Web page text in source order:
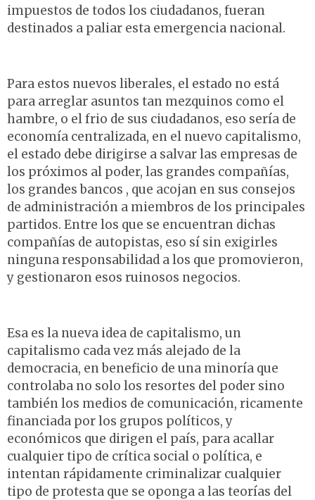
impuestos de todos los ciudadanos, fueran
destinados a paliar esta emergencia nacional.
Para estos nuevos liberales, el estado no está
para arreglar asuntos tan mezquinos como el
hambre, o el frio de sus ciudadanos, eso sería de
economía centralizada, en el nuevo capitalismo,
el estado debe dirigirse a salvar las empresas de
los próximos al poder, las grandes compañías,
los grandes bancos , que acojan en sus consejos
de administración a miembros de los principales
partidos. Entre los que se encuentran dichas
compañías de autopistas, eso sí sin exigirles
ninguna responsabilidad a los que promovieron,
y gestionaron esos ruinosos negocios.
Esa es la nueva idea de capitalismo, un
capitalismo cada vez más alejado de la
democracia, en beneficio de una minoría que
controlaba no solo los resortes del poder sino
también los medios de comunicación, ricamente
financiada por los grupos políticos, y
económicos que dirigen el país, para acallar
cualquier tipo de crítica social o política, e
intentan rápidamente criminalizar cualquier
tipo de protesta que se oponga a las teorías del